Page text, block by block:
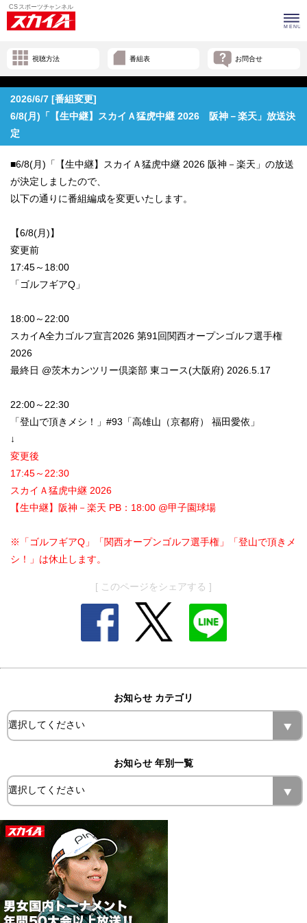
視聴方法 番組表 お問合せ
2026/6/7 [番組変更]
6/8(月)「【生中継】スカイＡ猛虎中継 2026 阪神－楽天」放送決
定
■6/8(月)「【生中継】スカイＡ猛虎中継 2026 阪神－楽天」の放送
が決定しましたので、
以下の通りに番組編成を変更いたします。
【6/8(月)】
変更前
17:45～18:00
「ゴルフギアQ」
18:00～22:00
スカイA全力ゴルフ宣言2026 第91回関西オープンゴルフ選手権
2026
最終日 @茨木カンツリー倶楽部 東コース(大阪府) 2026.5.17
22:00～22:30
「登山で頂きメシ！」#93「高雄山（京都府） 福田愛依」
↓
変更後
17:45～22:30
スカイＡ猛虎中継 2026
【生中継】阪神－楽天 PB：18:00 @甲子園球場
※「ゴルフギアQ」「関西オープンゴルフ選手権」「登山で頂きメ
シ！」は休止します。
[ このページをシェアする ]
お知らせ カテゴリ
お知らせ 年別一覧